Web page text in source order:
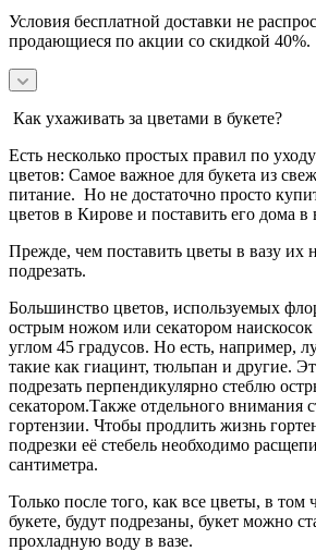
Условия бесплатной доставки не
продающиеся по акции со скидкой 40%.
Как ухаживать за цветами в букете?
Есть несколько простых правил по
цветов: Самое важное для букета из
питание. Но не достаточно просто
цветов в Кирове и поставить его дома в
Прежде, чем поставить цветы в вазу их
подрезать.
Большинство цветов, используемых
острым ножом или секатором
углом 45 градусов. Но есть, например,
такие как гиацинт, тюльпан и другие.
подрезать перпендикулярно стеблю
секатором.Также отдельного внимания
гортензии. Чтобы продлить жизнь
подрезки её стебель необходимо
сантиметра.
Только после того, как все цветы, в том
букете, будут подрезаны, букет можно
прохладную воду в вазе.